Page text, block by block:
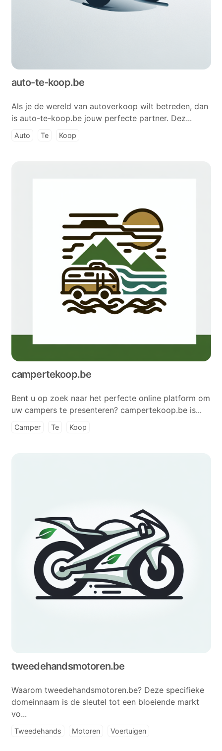
auto-te-koop.be
Als je de wereld van autoverkoop wilt betreden, dan
is auto-te-koop.be jouw perfecte partner. Dez...
Auto Te Koop
campertekoop.be
Bent u op zoek naar het perfecte online platform om
uw campers te presenteren? campertekoop.be is...
Camper Te Koop
tweedehandsmotoren.be
Waarom tweedehandsmotoren.be? Deze specifieke
domeinnaam is de sleutel tot een bloeiende markt
vo...
Tweedehands Motoren Voertuigen